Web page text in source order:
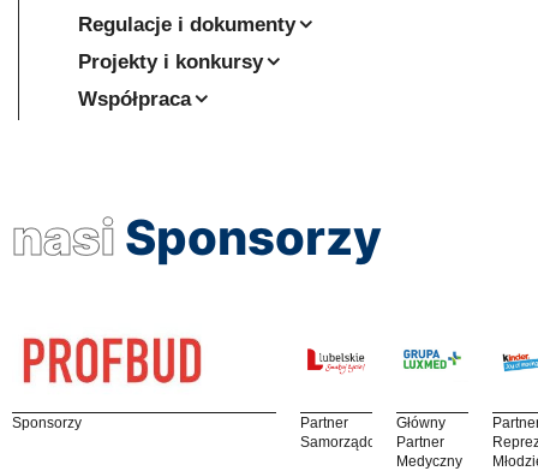
Regulacje i dokumenty
Projekty i konkursy
Współpraca
nasi Sponsorzy
Sponsorzy
Partner
Samorządowy
Główny
Partner
Medyczny